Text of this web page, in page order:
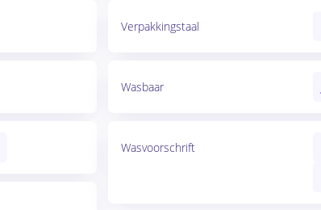
Verpakkingstaal
Wasbaar
Wasvoorschrift